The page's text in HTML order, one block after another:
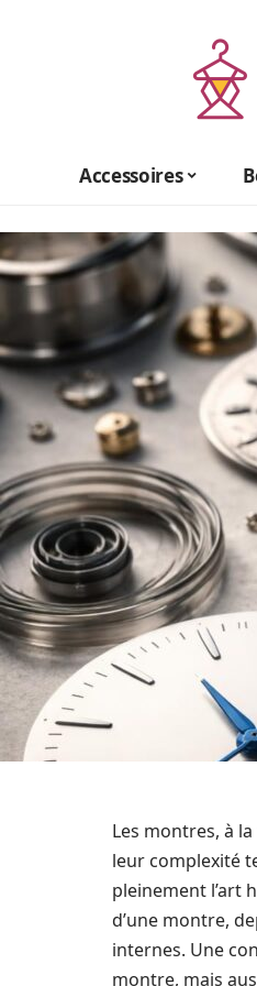
Accessoires
Les montres, à
leur complexité
pleinement l’art
d’une montre,
internes. Une
montre, mais